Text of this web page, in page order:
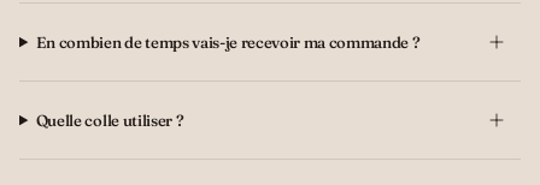
En combien de temps vais-je recevoir ma commande ?
Quelle colle utiliser ?